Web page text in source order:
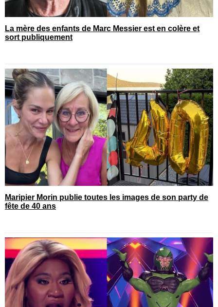
La mère des enfants de Marc Messier est en colère et
sort publiquement
Maripier Morin publie toutes les images de son party de
fête de 40 ans